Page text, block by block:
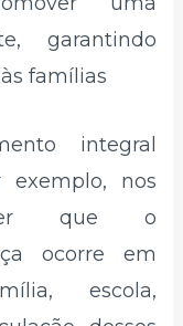
garantindo
famílias
integral
exemplo, nos
que o
ocorre em
escola,